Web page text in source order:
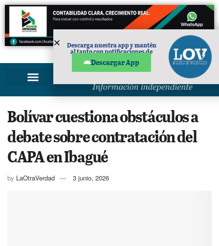
PUBLICIDAD
Bolívar cuestiona obstáculos a
debate sobre contratación del
CAPA en Ibagué
by LaOtraVerdad 3 junio, 2026
Descarga nuestra app y mantén
al tanto con notificaciones de
Descargar App